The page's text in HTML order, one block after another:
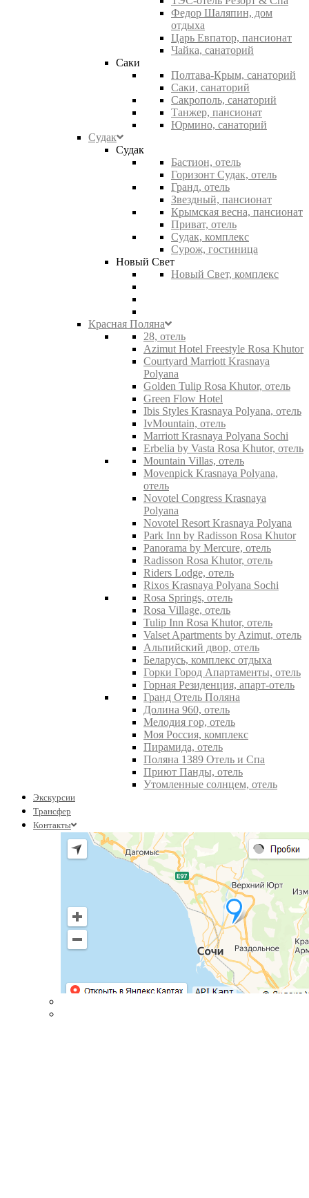
Федор Шаляпин, дом
отдыха
Царь Евпатор, пансионат
Чайка, санаторий
Саки
Полтава-Крым, санаторий
Саки, санаторий
Сакрополь, санаторий
Танжер, пансионат
Юрмино, санаторий
Судак
Судак
Бастион, отель
Горизонт Судак, отель
Гранд, отель
Звездный, пансионат
Крымская весна, пансионат
Приват, отель
Судак, комплекс
Сурож, гостиница
Новый Свет
Новый Свет, комплекс
Красная Поляна
28, отель
Azimut Hotel Freestyle Rosa Khutor
Courtyard Marriott Krasnaya
Polyana
Golden Tulip Rosa Khutor, отель
Green Flow Hotel
Ibis Styles Krasnaya Polyana, отель
IvMountain, отель
Marriott Krasnaya Polyana Sochi
Erbelia by Vasta Rosa Khutor, отель
Mountain Villas, отель
Movenpick Krasnaya Polyana,
отель
Novotel Congress Krasnaya
Polyana
Novotel Resort Krasnaya Polyana
Park Inn by Radisson Rosa Khutor
Panorama by Mercure, отель
Radisson Rosa Khutor, отель
Riders Lodge, отель
Rixos Krasnaya Polyana Sochi
Rosa Springs, отель
Rosa Village, отель
Tulip Inn Rosa Khutor, отель
Valset Apartments by Azimut, отель
Альпийский двор, отель
Беларусь, комплекс отдыха
Горки Город Апартаменты, отель
Горная Резиденция, апарт-отель
Гранд Отель Поляна
Долина 960, отель
Мелодия гор, отель
Моя Россия, комплекс
Пирамида, отель
Поляна 1389 Отель и Спа
Приют Панды, отель
Утомленные солнцем, отель
Экскурсии
Трансфер
Контакты